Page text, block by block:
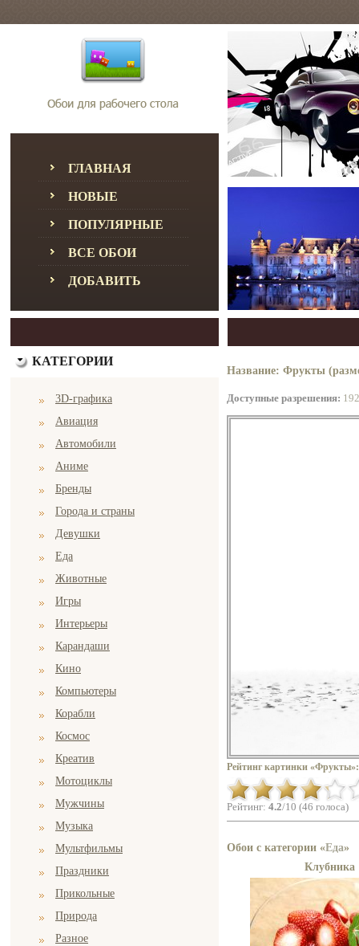
ГЛАВНАЯ
НОВЫЕ
ПОПУЛЯРНЫЕ
ВСЕ ОБОИ
ДОБАВИТЬ
КАТЕГОРИИ
3D-графика
Авиация
Автомобили
Аниме
Бренды
Города и страны
Девушки
Еда
Животные
Игры
Интерьеры
Карандаши
Кино
Компьютеры
Корабли
Космос
Креатив
Мотоциклы
Мужчины
Музыка
Мультфильмы
Праздники
Прикольные
Природа
Разное
Название: Фрукты
Доступные разрешения:
Рейтинг картинки «Фрукты»:
Рейтинг: 4.2/10 (46 голоса)
Обои с категории «Еда»
Клубника